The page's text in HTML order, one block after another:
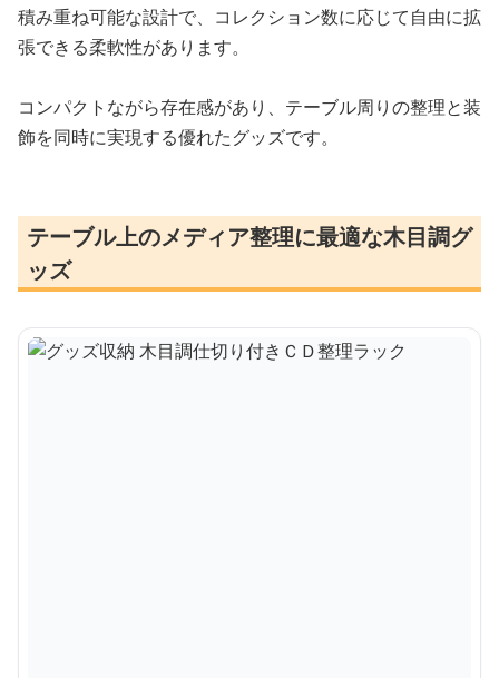
積み重ね可能な設計で、コレクション数に応じて自由に拡
張できる柔軟性があります。
コンパクトながら存在感があり、テーブル周りの整理と装
飾を同時に実現する優れたグッズです。
テーブル上のメディア整理に最適な木目調グ
ッズ